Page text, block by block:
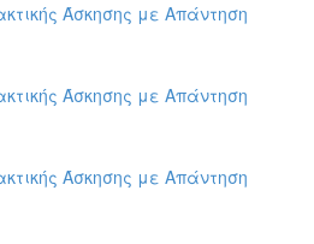
Άσκησης με Απάντηση
Άσκησης με Απάντηση
Άσκησης με Απάντηση